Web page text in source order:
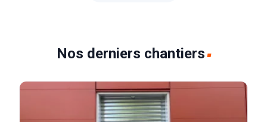
Nos derniers chantiers